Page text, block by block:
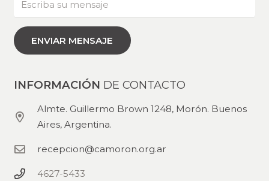
INFORMACIÓN DE CONTACTO
Almte. Guillermo Brown 1248, Morón. Buenos
Aires, Argentina.
recepcion@camoron.org.ar
4627-5433